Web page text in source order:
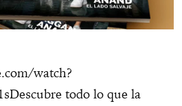
watch?
todo lo que la